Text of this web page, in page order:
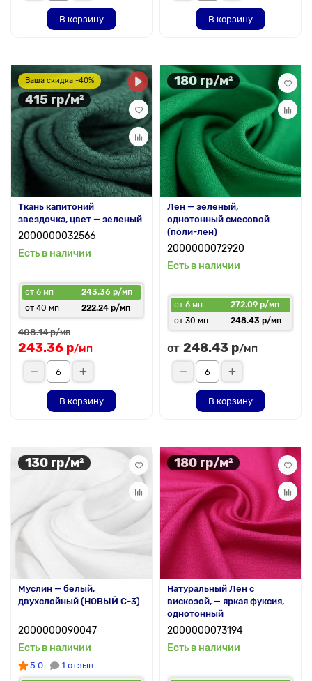
В корзину В корзину
Ваша скидка -40%
415 гр/м²
Ткань капитоний
звездочка, цвет — зеленый
2000000032566
Есть в наличии
от 6 мп
243.36 р/мп
от 40 мп
222.24 р/мп
408.14 р/мп
243.36 р/мп
В корзину
180 гр/м²
Лен — зеленый,
однотонный смесовой
(поли-лен)
2000000072920
Есть в наличии
от 6 мп
272.09 р/мп
от 30 мп
248.43 р/мп
от 248.43 р/мп
В корзину
130 гр/м²
Муслин — белый,
двухслойный (НОВЫЙ C-3)
2000000090047
Есть в наличии
5.0 1 отзыв
180 гр/м²
Натуральный Лен с
вискозой, — яркая фуксия,
однотонный
2000000073194
Есть в наличии